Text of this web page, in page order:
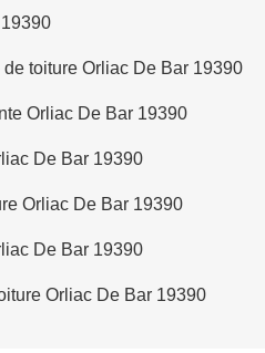
toiture Orliac De Bar 19390
Orliac De Bar 19390
De Bar 19390
Orliac De Bar 19390
De Bar 19390
Orliac De Bar 19390